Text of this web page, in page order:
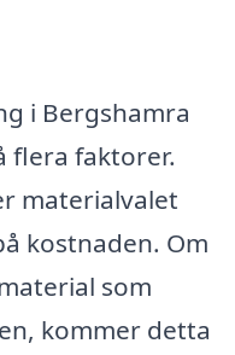
i Bergshamra
flera faktorer.
materialvalet
kostnaden. Om
som
kommer detta